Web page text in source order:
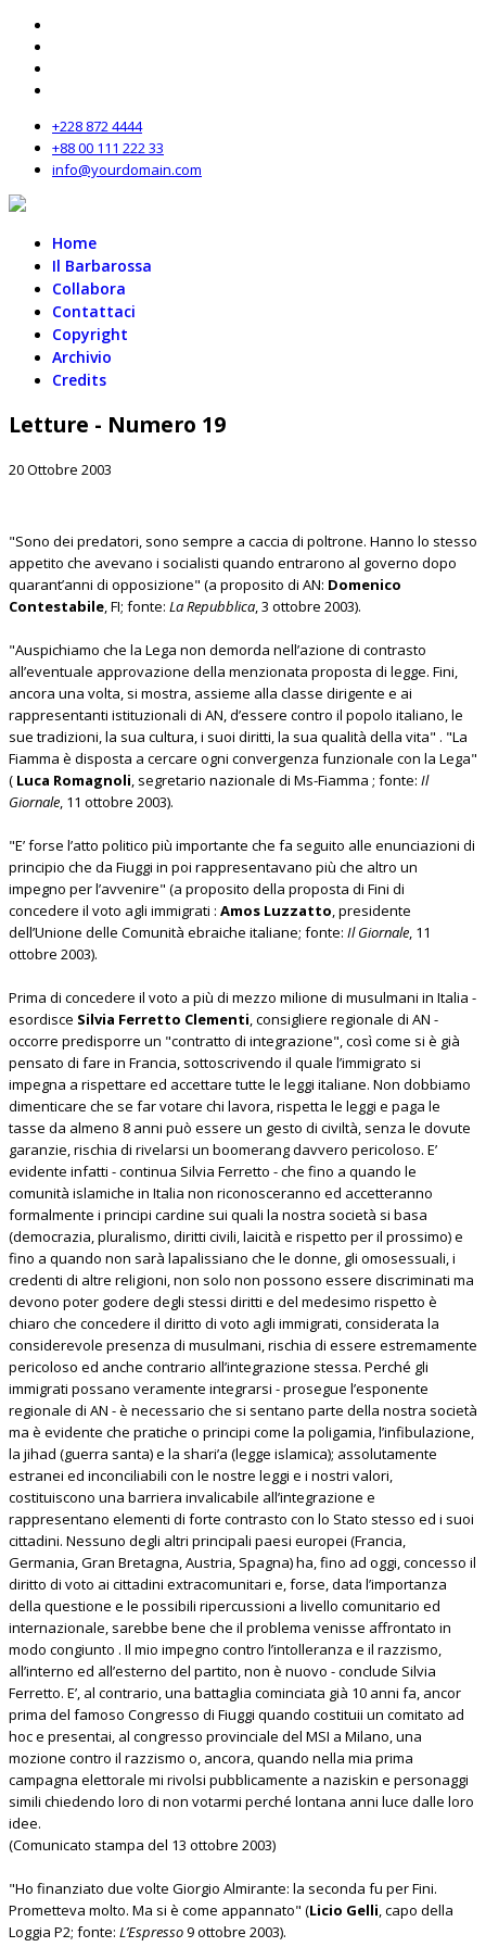
+228 872 4444
+88 00 111 222 33
info@yourdomain.com
Home
Il Barbarossa
Collabora
Contattaci
Copyright
Archivio
Credits
Letture - Numero 19
20 Ottobre 2003
"Sono dei predatori, sono sempre a caccia di poltrone. Hanno lo stesso
appetito che avevano i socialisti quando entrarono al governo dopo
quarant’anni di opposizione" (a proposito di AN: Domenico
Contestabile, FI; fonte: La Repubblica, 3 ottobre 2003).
"Auspichiamo che la Lega non demorda nell’azione di contrasto
all’eventuale approvazione della menzionata proposta di legge. Fini,
ancora una volta, si mostra, assieme alla classe dirigente e ai
rappresentanti istituzionali di AN, d’essere contro il popolo italiano, le
sue tradizioni, la sua cultura, i suoi diritti, la sua qualità della vita" . "La
Fiamma è disposta a cercare ogni convergenza funzionale con la Lega"
( Luca Romagnoli, segretario nazionale di Ms-Fiamma ; fonte: Il
Giornale, 11 ottobre 2003).
"E’ forse l’atto politico più importante che fa seguito alle enunciazioni di
principio che da Fiuggi in poi rappresentavano più che altro un
impegno per l’avvenire" (a proposito della proposta di Fini di
concedere il voto agli immigrati : Amos Luzzatto, presidente
dell’Unione delle Comunità ebraiche italiane; fonte: Il Giornale, 11
ottobre 2003).
Prima di concedere il voto a più di mezzo milione di musulmani in Italia -
esordisce Silvia Ferretto Clementi, consigliere regionale di AN -
occorre predisporre un "contratto di integrazione", così come si è già
pensato di fare in Francia, sottoscrivendo il quale l’immigrato si
impegna a rispettare ed accettare tutte le leggi italiane. Non dobbiamo
dimenticare che se far votare chi lavora, rispetta le leggi e paga le
tasse da almeno 8 anni può essere un gesto di civiltà, senza le dovute
garanzie, rischia di rivelarsi un boomerang davvero pericoloso. E’
evidente infatti - continua Silvia Ferretto - che fino a quando le
comunità islamiche in Italia non riconosceranno ed accetteranno
formalmente i principi cardine sui quali la nostra società si basa
(democrazia, pluralismo, diritti civili, laicità e rispetto per il prossimo) e
fino a quando non sarà lapalissiano che le donne, gli omosessuali, i
credenti di altre religioni, non solo non possono essere discriminati ma
devono poter godere degli stessi diritti e del medesimo rispetto è
chiaro che concedere il diritto di voto agli immigrati, considerata la
considerevole presenza di musulmani, rischia di essere estremamente
pericoloso ed anche contrario all’integrazione stessa. Perché gli
immigrati possano veramente integrarsi - prosegue l’esponente
regionale di AN - è necessario che si sentano parte della nostra società
ma è evidente che pratiche o principi come la poligamia, l’infibulazione,
la jihad (guerra santa) e la shari’a (legge islamica); assolutamente
estranei ed inconciliabili con le nostre leggi e i nostri valori,
costituiscono una barriera invalicabile all’integrazione e
rappresentano elementi di forte contrasto con lo Stato stesso ed i suoi
cittadini. Nessuno degli altri principali paesi europei (Francia,
Germania, Gran Bretagna, Austria, Spagna) ha, fino ad oggi, concesso il
diritto di voto ai cittadini extracomunitari e, forse, data l’importanza
della questione e le possibili ripercussioni a livello comunitario ed
internazionale, sarebbe bene che il problema venisse affrontato in
modo congiunto . Il mio impegno contro l’intolleranza e il razzismo,
all’interno ed all’esterno del partito, non è nuovo - conclude Silvia
Ferretto. E’, al contrario, una battaglia cominciata già 10 anni fa, ancor
prima del famoso Congresso di Fiuggi quando costituii un comitato ad
hoc e presentai, al congresso provinciale del MSI a Milano, una
mozione contro il razzismo o, ancora, quando nella mia prima
campagna elettorale mi rivolsi pubblicamente a naziskin e personaggi
simili chiedendo loro di non votarmi perché lontana anni luce dalle loro
idee.
(Comunicato stampa del 13 ottobre 2003)
"Ho finanziato due volte Giorgio Almirante: la seconda fu per Fini.
Prometteva molto. Ma si è come appannato" (Licio Gelli, capo della
Loggia P2; fonte: L’Espresso9 ottobre 2003).